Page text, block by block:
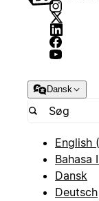
Dansk
English
Bahasa
Dansk
Deutsch